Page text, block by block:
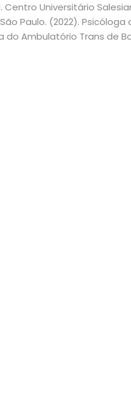
Universitário
Paulo. (2022).
do Ambulatório Trans de